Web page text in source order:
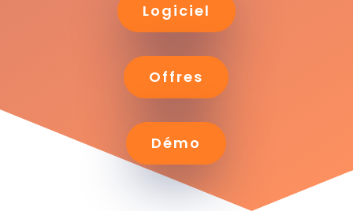
Logiciel
Offres
Démo